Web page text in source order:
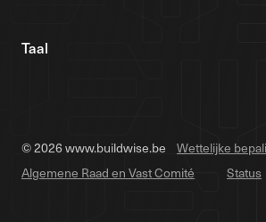
Taal
© 2026 www.buildwise.be
Wettelijke
Algemene Raad en Vast Comité
Status